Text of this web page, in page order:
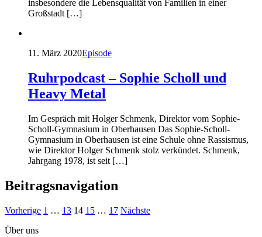
insbesondere die Lebensqualität von Familien in einer
Großstadt […]
11. März 2020Episode
Ruhrpodcast – Sophie Scholl und
Heavy Metal
Im Gespräch mit Holger Schmenk, Direktor vom Sophie-
Scholl-Gymnasium in Oberhausen Das Sophie-Scholl-
Gymnasium in Oberhausen ist eine Schule ohne Rassismus,
wie Direktor Holger Schmenk stolz verkündet. Schmenk,
Jahrgang 1978, ist seit […]
Beitragsnavigation
Vorherige 1 … 13 14 15 … 17 Nächste
Über uns